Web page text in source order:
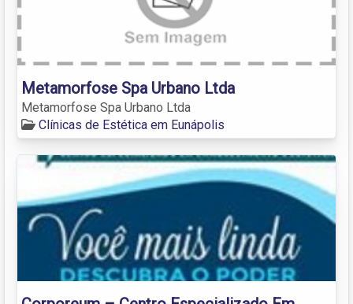
Metamorfose Spa Urbano Ltda
Metamorfose Spa Urbano Ltda
Clínicas de Estética em Eunápolis